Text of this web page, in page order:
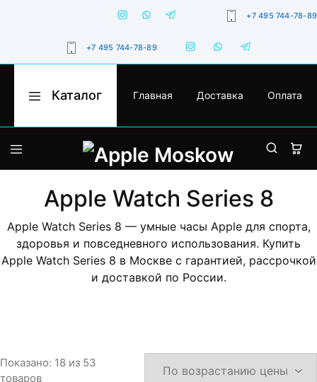
+7 495 744-78-89
+7 495 744-78-89
Apple
Оригинальная
гарантией,
доставкой
по
Каталог
Watch
Аксессуары
Главная Доставка Оплата
Apple Watch Series 8
Apple Watch Series 8 — умные часы Apple для спорта,
здоровья и повседневного использования. Купить
Apple Watch Series 8 в Москве с гарантией, рассрочкой
и доставкой по России.
Показано: 18 из 53
товаров